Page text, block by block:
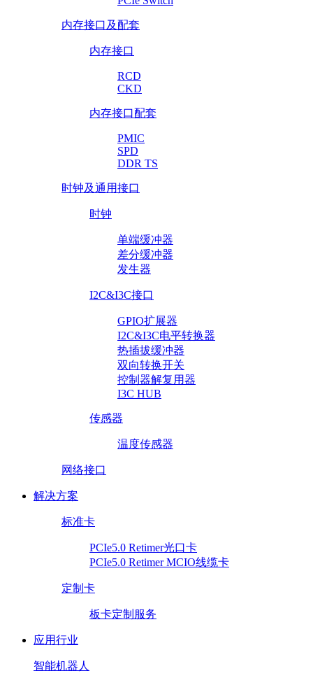
内存接口及配套
内存接口
RCD
CKD
内存接口配套
PMIC
SPD
DDR TS
时钟及通用接口
时钟
单端缓冲器
差分缓冲器
发生器
I2C&I3C接口
GPIO扩展器
I2C&I3C电平转换器
热插拔缓冲器
双向转换开关
控制器解复用器
I3C HUB
传感器
温度传感器
网络接口
解决方案
标准卡
PCIe5.0 Retimer光口卡
PCIe5.0 Retimer MCIO线缆卡
定制卡
板卡定制服务
应用行业
智能机器人